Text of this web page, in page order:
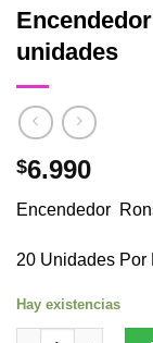
unidades
$6.990
Encendedor
20 Unidades Por
Hay existencias
Encendedor